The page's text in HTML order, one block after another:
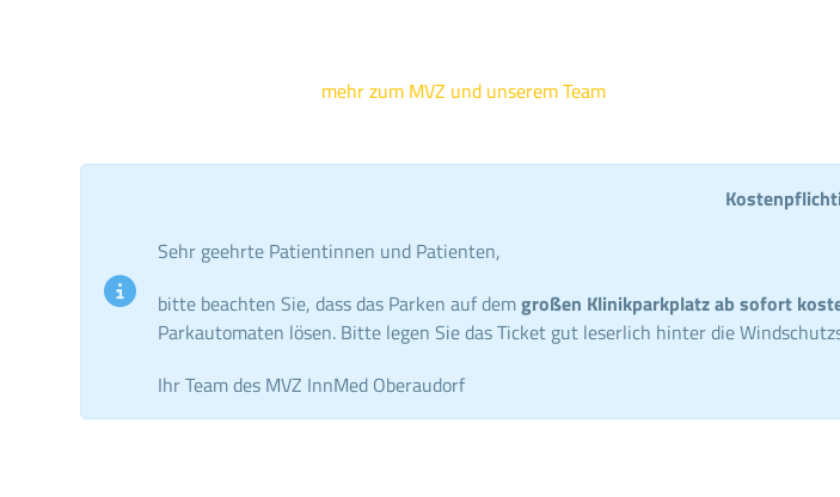
mehr zum MVZ und unserem Team
Sehr geehrte Patientinnen und Patienten,
bitte beachten Sie, dass das Parken auf demgroßen Klinikparkplatz ab sofort
Parkautomaten lösen. Bitte legen Sie das Ticket gut leserlich hinter die
Ihr Team des MVZ InnMed Oberaudorf